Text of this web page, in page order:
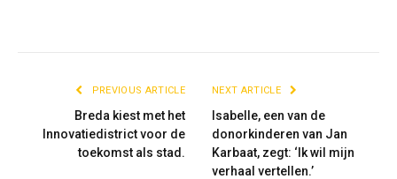
PREVIOUS ARTICLE
Breda kiest met het
Innovatiedistrict voor de
toekomst als stad.
NEXT ARTICLE
Isabelle, een van de
donorkinderen van Jan
Karbaat, zegt: ‘Ik wil mijn
verhaal vertellen.’